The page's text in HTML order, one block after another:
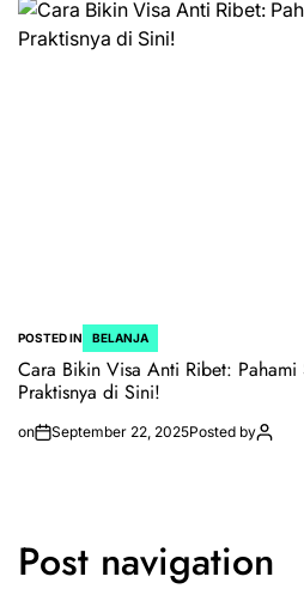
POSTED IN BELANJA
Cara Bikin Visa Anti Ribet: Pahami
Praktisnya di Sini!
on September 22, 2025Posted by
Post navigation